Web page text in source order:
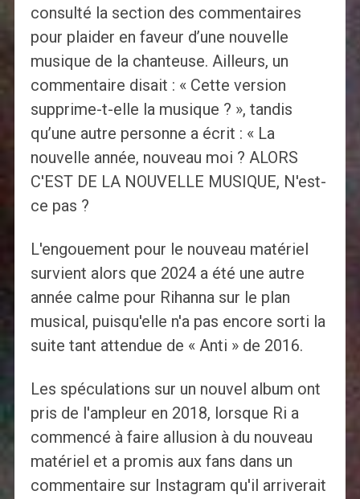
consulté la section des commentaires
pour plaider en faveur d’une nouvelle
musique de la chanteuse. Ailleurs, un
commentaire disait : « Cette version
supprime-t-elle la musique ? », tandis
qu’une autre personne a écrit : « La
nouvelle année, nouveau moi ? ALORS
C'EST DE LA NOUVELLE MUSIQUE, N'est-
ce pas ?
L'engouement pour le nouveau matériel
survient alors que 2024 a été une autre
année calme pour Rihanna sur le plan
musical, puisqu'elle n'a pas encore sorti la
suite tant attendue de « Anti » de 2016.
Les spéculations sur un nouvel album ont
pris de l'ampleur en 2018, lorsque Ri a
commencé à faire allusion à du nouveau
matériel et a promis aux fans dans un
commentaire sur Instagram qu'il arriverait